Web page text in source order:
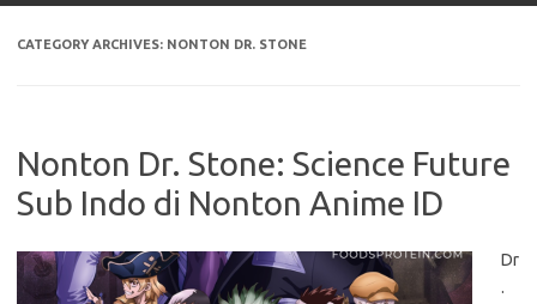
CATEGORY ARCHIVES: NONTON DR. STONE
Nonton Dr. Stone: Science Future
Sub Indo di Nonton Anime ID
Dr
.